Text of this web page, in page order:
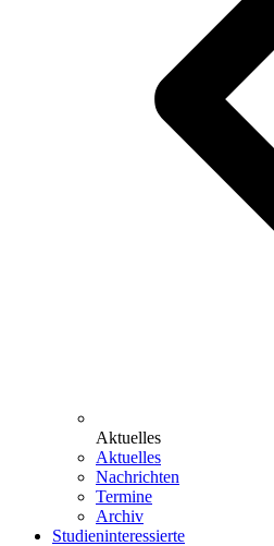
Aktuelles
Aktuelles
Nachrichten
Termine
Archiv
Studieninteressierte